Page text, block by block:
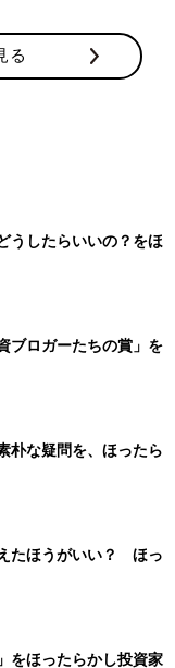
る
うしたらいいの？をほ
ブロガーたちの賞」を
朴な疑問を、ほったら
たほうがいい？ ほっ
をほったらかし投資家